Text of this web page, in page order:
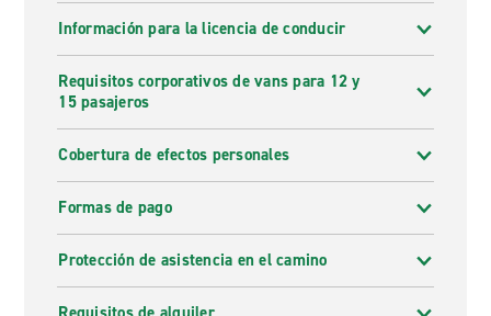
Información para la licencia de conducir
Requisitos corporativos de vans para 12 y
15 pasajeros
Cobertura de efectos personales
Formas de pago
Protección de asistencia en el camino